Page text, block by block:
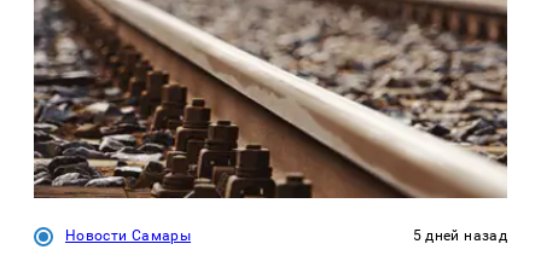
Новости Самары 5 дней назад